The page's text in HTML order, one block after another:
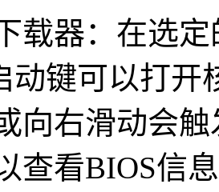
器：在选定
动键可以打
向右滑动会
查看BIOS信